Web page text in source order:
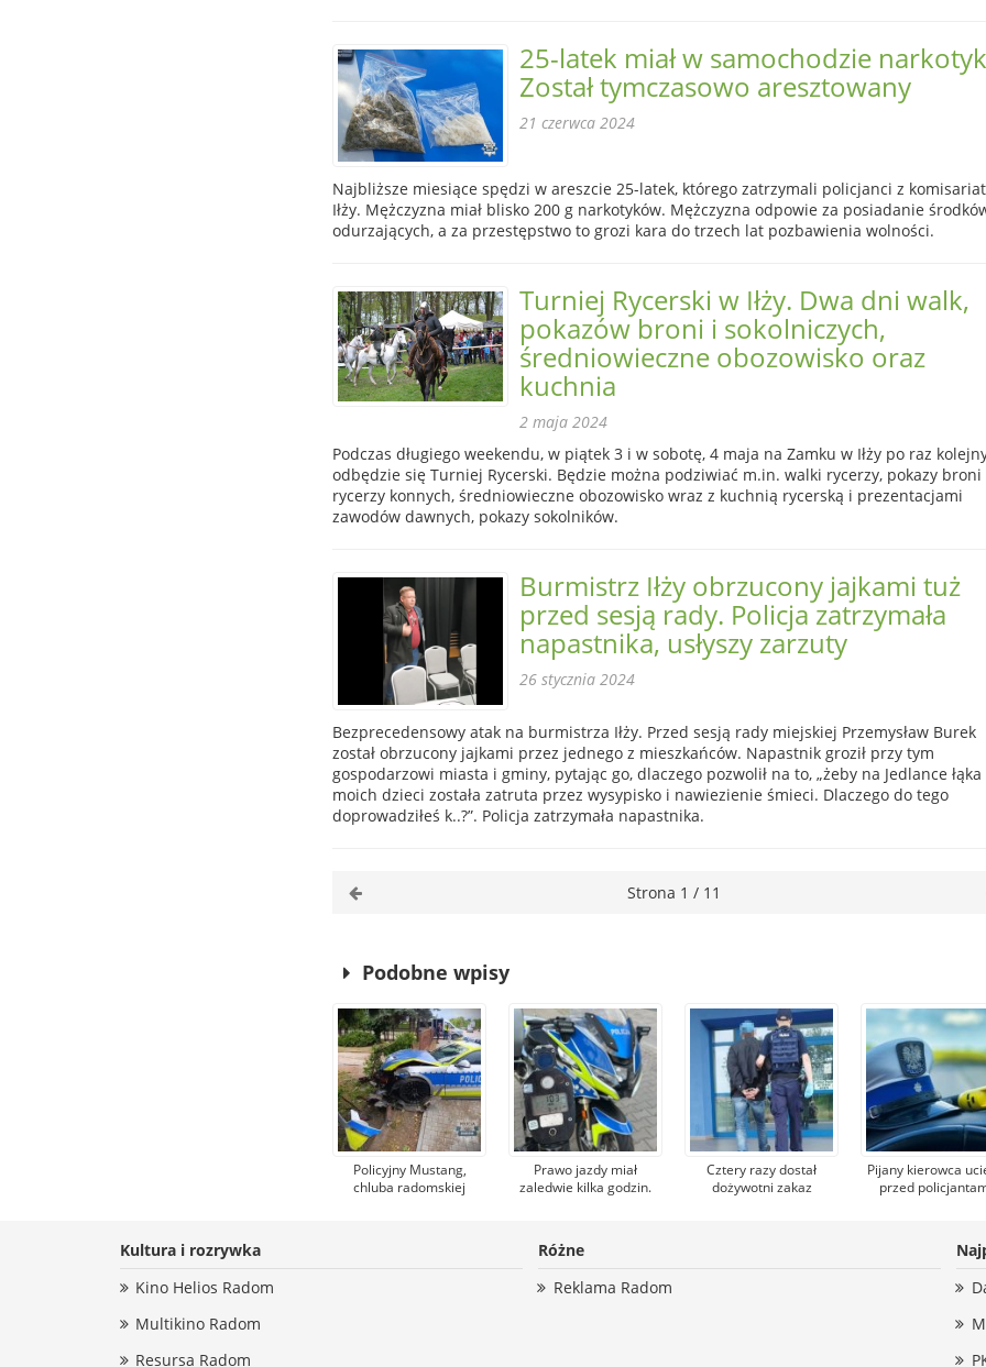
25-latek miał w samochodzie
Został tymczasowo aresztowany
21 czerwca 2024
Najbliższe miesiące spędzi w areszcie 25-latek, którego zatrzymali policjanci z
Iłży. Mężczyzna miał blisko 200 g narkotyków. Mężczyzna odpowie za posiadanie
odurzających, a za przestępstwo to grozi kara do trzech lat pozbawienia wolności.
Turniej Rycerski w Iłży. Dwa dni walk,
pokazów broni i sokolniczych,
średniowieczne obozowisko oraz
kuchnia
2 maja 2024
Podczas długiego weekendu, w piątek 3 i w sobotę, 4 maja na Zamku w Iłży po raz
odbędzie się Turniej Rycerski. Będzie można podziwiać m.in. walki rycerzy, pokazy broni
rycerzy konnych, średniowieczne obozowisko wraz z kuchnią rycerską i prezentacjami
zawodów dawnych, pokazy sokolników.
Burmistrz Iłży obrzucony jajkami tuż
przed sesją rady. Policja zatrzymała
napastnika, usłyszy zarzuty
26 stycznia 2024
Bezprecedensowy atak na burmistrza Iłży. Przed sesją rady miejskiej Przemysław Burek
został obrzucony jajkami przez jednego z mieszkańców. Napastnik groził przy tym
gospodarzowi miasta i gminy, pytając go, dlaczego pozwolił na to, „żeby na Jedlance łąka
moich dzieci została zatruta przez wysypisko i nawiezienie śmieci. Dlaczego do tego
doprowadziłeś k..?”. Policja zatrzymała napastnika.
Strona 1 / 11
Podobne wpisy
Policyjny Mustang,
chluba radomskiej
Prawo jazdy miał
zaledwie kilka godzin.
pierwsze punkty karne
Cztery razy dostał
dożywotni zakaz
Pijany kierowca
przed
Dostał 77 punktów
karnych
Kultura i rozrywka
Kino Helios Radom
Multikino Radom
Resursa Radom
Różne
Reklama Radom